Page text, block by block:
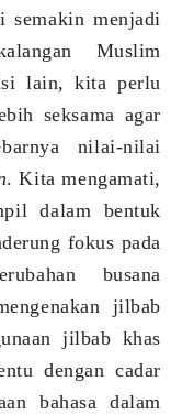
semakin menjadi
Muslim
lain, kita perlu
seksama agar
nilai-nilai
. Kita mengamati,
dalam bentuk
fokus pada
erubahan busana
jilbab
jilbab khas
dengan cadar
bahasa dalam